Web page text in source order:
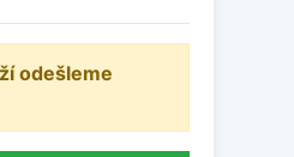
odešleme